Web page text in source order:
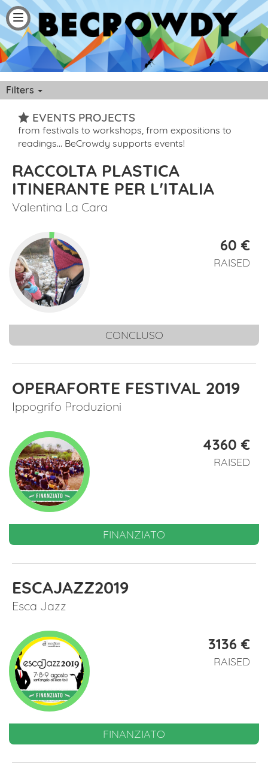
Filters
Filtra per
Tutti i progetti
Finanziati
Category
Visual arts Publishing
Create
Guidelines
EVENTS PROJECTS
from festivals to workshops, from expositions to
readings… BeCrowdy supports events!
RACCOLTA PLASTICA
ITINERANTE PER L'ITALIA
Valentina La Cara
60 €
RAISED
CONCLUSO
OPERAFORTE FESTIVAL 2019
Ippogrifo Produzioni
4360 €
RAISED
FINANZIATO
ESCAJAZZ2019
Esca Jazz
3136 €
RAISED
FINANZIATO